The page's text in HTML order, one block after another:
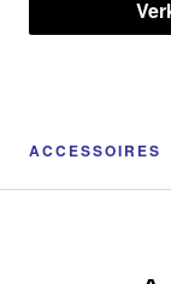
ACCESSOIRES